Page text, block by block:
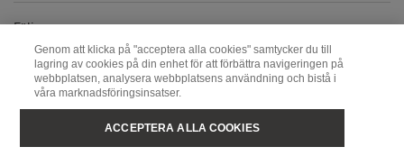
Följ oss
LinkedIn Youtube
Metsä Fibre
Metsä Forest
Metsä Spring
Genom att klicka på "acceptera alla cookies" samtycker du till
lagring av cookies på din enhet för att förbättra navigeringen på
webbplatsen, analysera webbplatsens användning och bistå i
våra marknadsföringsinsatser.
ACCEPTERA ALLA COOKIES